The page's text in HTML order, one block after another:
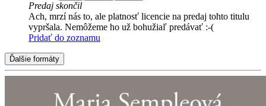
Predaj skončil
Ach, mrzí nás to, ale platnosť licencie na predaj tohto titulu
vypršala. Nemôžeme ho už bohužiaľ predávať :-(
Pridať do zoznamu
Ďalšie formáty